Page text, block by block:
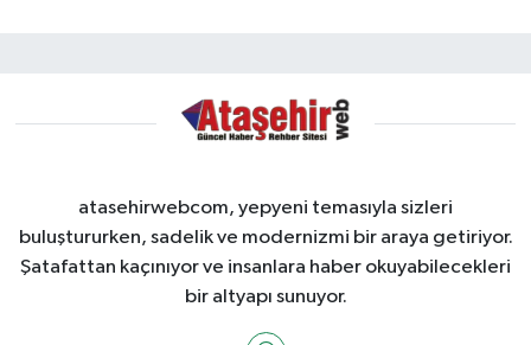
atasehirwebcom, yepyeni temasıyla sizleri
buluştururken, sadelik ve modernizmi bir araya getiriyor.
Şatafattan kaçınıyor ve insanlara haber okuyabilecekleri
bir altyapı sunuyor.